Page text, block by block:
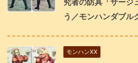
究者の防具「サージ
う／モンハンダブル
モンハンXX